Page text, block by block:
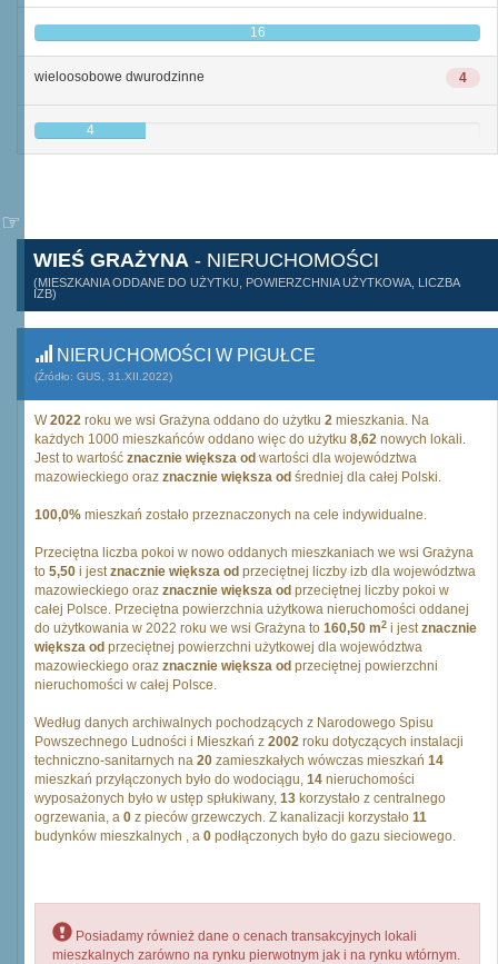
16
4
wieloosobowe dwurodzinne
4
WIEŚ GRAŻYNA - NIERUCHOMOŚCI
(MIESZKANIA ODDANE DO UŻYTKU, POWIERZCHNIA UŻYTKOWA, LICZBA
IZB)
NIERUCHOMOŚCI W PIGUŁCE
(Źródło: GUS, 31.XII.2022)
W2022 roku we wsi Grażyna oddano do użytku 2 mieszkania. Na
każdych 1000 mieszkańców oddano więc do użytku 8,62 nowych lokali.
Jest to wartość znacznie większa od wartości dla województwa
mazowieckiego oraz znacznie większa od średniej dla całej Polski.
100,0% mieszkań zostało przeznaczonych na cele indywidualne.
Przeciętna liczba pokoi w nowo oddanych mieszkaniach we wsi Grażyna
to 5,50 i jestznacznie większa od przeciętnej liczby izb dla województwa
mazowieckiego oraz znacznie większa od przeciętnej liczby pokoi w
całej Polsce. Przeciętna powierzchnia użytkowa nieruchomości oddanej
do użytkowania w 2022 roku we wsi Grażyna to 160,50 m2 i jestznacznie
większa od przeciętnej powierzchni użytkowej dla województwa
mazowieckiego oraz znacznie większa od przeciętnej powierzchni
nieruchomości w całej Polsce.
Według danych archiwalnych pochodzących z Narodowego Spisu
Powszechnego Ludności i Mieszkań z 2002 roku dotyczących instalacji
techniczno-sanitarnych na 20 zamieszkałych wówczas mieszkań 14
mieszkań przyłączonych było do wodociągu, 14 nieruchomości
wyposażonych było w ustęp spłukiwany, 13 korzystało z centralnego
ogrzewania, a 0 z pieców grzewczych. Z kanalizacji korzystało 11
budynków mieszkalnych , a 0 podłączonych było do gazu sieciowego.
Posiadamy również dane o cenach transakcyjnych lokali
mieszkalnych zarówno na rynku pierwotnym jak i na rynku wtórnym.